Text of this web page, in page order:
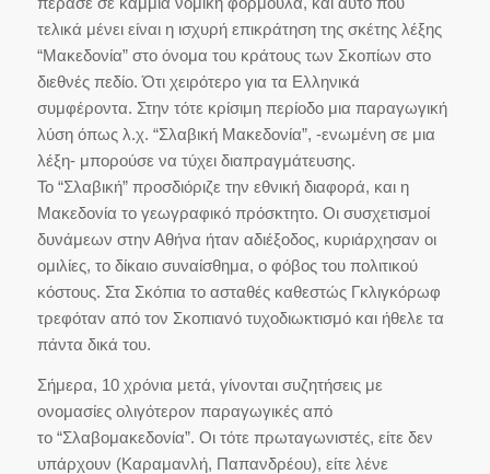
τελικά μένει είναι η ισχυρή επικράτηση της σκέτης λέξης
“Μακεδονία” στο όνομα του κράτους των Σκοπίων στο
διεθνές πεδίο. Ότι χειρότερο για τα Ελληνικά
συμφέροντα. Στην τότε κρίσιμη περίοδο μια παραγωγική
λύση όπως λ.χ. “Σλαβική Μακεδονία”, -ενωμένη σε μια
λέξη- μπορούσε να τύχει διαπραγμάτευσης.
Το “Σλαβική”προσδιόριζε την εθνική διαφορά, και η
Μακεδονία το γεωγραφικό πρόσκτητο. Οι συσχετισμοί
δυνάμεων στην Αθήνα ήταν αδιέξοδος, κυριάρχησαν οι
ομιλίες, το δίκαιο συναίσθημα, ο φόβος του πολιτικού
κόστους. Στα Σκόπια το ασταθές καθεστώς Γκλιγκόρωφ
τρεφόταν από τον Σκοπιανό τυχοδιωκτισμό και ήθελε τα
πάντα δικά του.
Σήμερα, 10 χρόνια μετά, γίνονται συζητήσεις με
ονομασίες ολιγότερον παραγωγικές από
το “Σλαβομακεδονία”. Οι τότε πρωταγωνιστές, είτε δεν
υπάρχουν (Καραμανλή, Παπανδρέου), είτε λένε